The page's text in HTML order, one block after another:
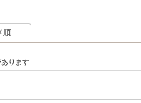
順
ります